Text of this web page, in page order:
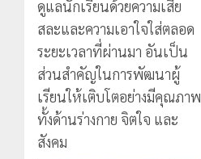
ดูแลนักเรียนด้วยความเสีย
สละและความเอาใจใส่ตลอด
ระยะเวลาที่ผ่านมา อันเป็น
ส่วนสำคัญในการพัฒนาผู้
เรียนให้เติบโตอย่างมีคุณภาพ
ทั้งด้านร่างกาย จิตใจ และ
สังคม